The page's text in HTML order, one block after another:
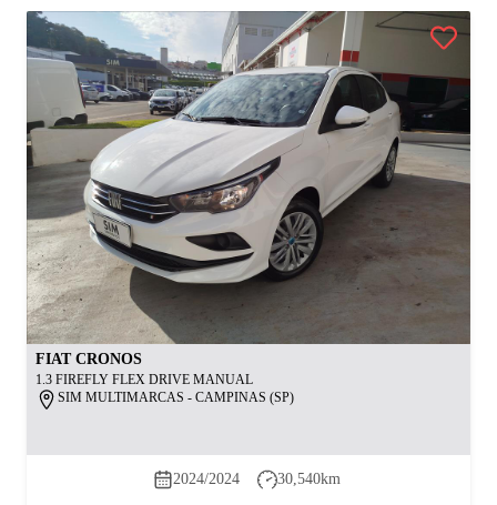
FIAT CRONOS
1.3 FIREFLY FLEX DRIVE MANUAL
SIM MULTIMARCAS - CAMPINAS (SP)
2024/2024 30,540km